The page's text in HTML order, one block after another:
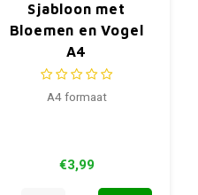
Sjabloon met
Bloemen en Vogel
A4
A4 formaat
€3,99